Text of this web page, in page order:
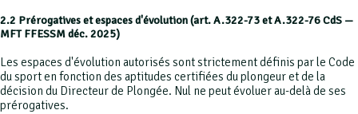
2.2 Prérogatives et espaces d'évolution (art. A.322-73 et A.322-76 CdS —
MFT FFESSM déc. 2025)
Les espaces d'évolution autorisés sont strictement définis par le Code
du sport en fonction des aptitudes certifiées du plongeur et de la
décision du Directeur de Plongée. Nul ne peut évoluer au-delà de ses
prérogatives.